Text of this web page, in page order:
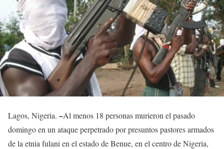
Lagos, Nigeria. –Al menos 18 personas murieron el pasado
domingo en un ataque perpetrado por presuntos pastores armados
de la etnia fulani en el estado de Benue, en el centro de Nigeria,